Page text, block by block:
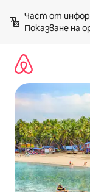
към
съдържанието
Показване на